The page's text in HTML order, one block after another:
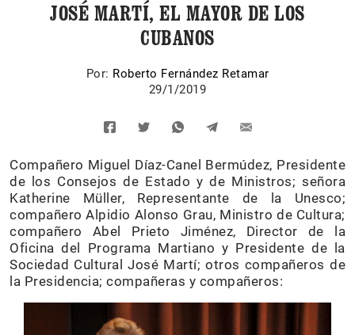
JOSÉ MARTÍ, EL MAYOR DE LOS
CUBANOS
Por: Roberto Fernández Retamar
29/1/2019
Compañero Miguel Díaz-Canel Bermúdez, Presidente
de los Consejos de Estado y de Ministros; señora
Katherine Müller, Representante de la Unesco;
compañero Alpidio Alonso Grau, Ministro de Cultura;
compañero Abel Prieto Jiménez, Director de la
Oficina del Programa Martiano y Presidente de la
Sociedad Cultural José Martí; otros compañeros de
la Presidencia; compañeras y compañeros: